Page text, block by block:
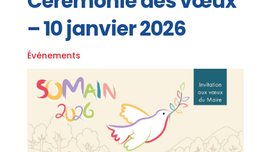
– 10 janvier 2026
Événements